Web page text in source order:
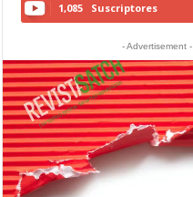
1,085 Suscriptores
- Advertisement -